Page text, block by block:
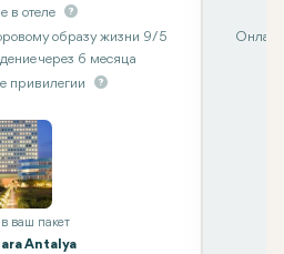
в отеле
образу жизни 9/5
через 6 месяца
привилегии
ваш пакет
Antalya